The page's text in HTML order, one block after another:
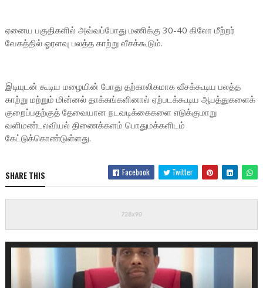
ஏனைய பகுதிகளில் அவ்வப்போது மணிக்கு 30-40 கிலோ மீற்றர்
வேகத்தில் ஓரளவு பலத்த காற்று வீசக்கூடும்.
இடியுடன் கூடிய மழையின் போது தற்காலிகமாக வீசக்கூடிய பலத்த
காற்று மற்றும் மின்னல் தாக்கங்களினால் ஏற்படக்கூடிய ஆபத்துகளைக்
குறைப்பதற்குத் தேவையான நடவடிக்கைகளை எடுக்குமாறு
வளிமண்டலவியல் திணைக்களம் பொதுமக்களிடம்
கேட்டுக்கொண்டுள்ளது.
SHARE THIS Facebook Twitter